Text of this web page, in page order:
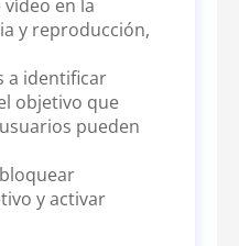
en la
y reproducción,
a identificar
objetivo que
pueden
y activar